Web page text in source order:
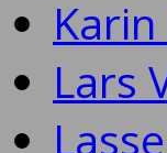
Lars